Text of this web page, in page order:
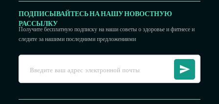
ПОДПИСЫВАЙТЕСЬ НА НАШУ НОВОСТНУЮ
РАССЫЛКУ
Получите бесплатную подписку на наши советы о здоровье и фитнесе и
следите за нашими последними предложениями